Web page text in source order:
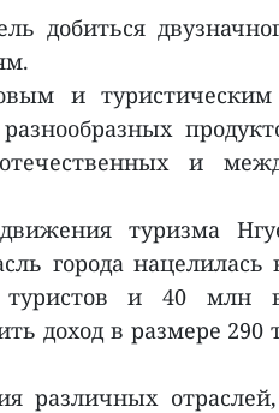
добиться
и туристическим
и
туризма
города нацелилась
и 40 млн
доход в размере 290
различных